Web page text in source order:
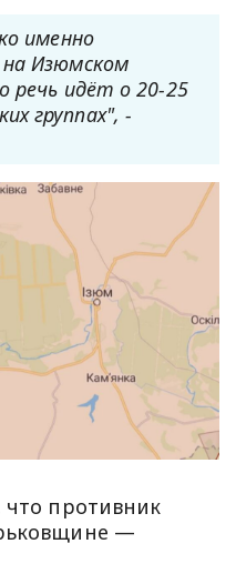
именно
Изюмском
речь идёт о 20-25
группах", -
противник
—